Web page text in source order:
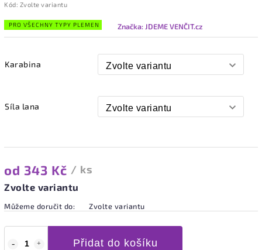
Kód: Zvolte variantu
PRO VŠECHNY TYPY PLEMEN Značka: JDEME VENČIT.cz
Karabina
Síla lana
od 343 Kč / ks
Zvolte variantu
Můžeme doručit do: Zvolte variantu
Přidat do košíku